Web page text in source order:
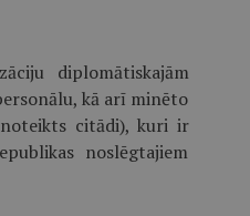
diplomātiskajām
kā arī minēto
citādi), kuri ir
noslēgtajiem